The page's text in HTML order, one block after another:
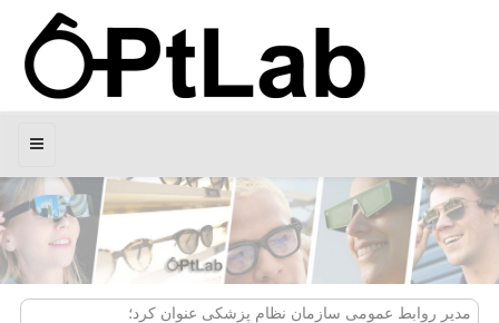
منو
مدیر روابط عمومی سازمان نظام پزشكی عنوان كرد؛